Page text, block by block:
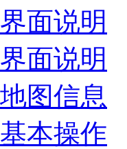
界面说明
界面说明
地图信息
基本操作